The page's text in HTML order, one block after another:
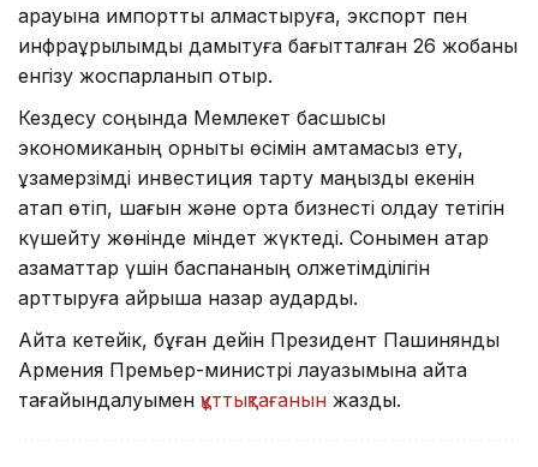
қарауына импортты алмастыруға, экспорт пен
инфрақұрылымды дамытуға бағытталған 26 жобаны
енгізу жоспарланып отыр.
Кездесу соңында Мемлекет басшысы
экономиканың орнықты өсімін қамтамасыз ету,
ұзақмерзімді инвестиция тарту маңызды екенін
атап өтіп, шағын және орта бизнесті қолдау тетігін
күшейту жөнінде міндет жүктеді. Сонымен қатар
азаматтар үшін баспананың қолжетімділігін
арттыруға айрықша назар аударды.
Айта кетейік, бұған дейін Президент Пашинянды
Армения Премьер-министрі лауазымына қайта
тағайындалуымен құттықтағанын жаздық.